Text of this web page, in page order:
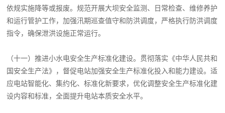
依规实施降等或报废。规范开展大坝安全监测、日常检查、维修养护
和运行管护工作，加强汛期巡查值守和防洪调度，严格执行防洪调度
指令，确保泄洪设施正常运行。
（十一）推进小水电安全生产标准化建设。贯彻落实《中华人民共和
国安全生产法》，督促电站加强安全生产标准化投入和能力建设。适
应电站智能化、集约化、标准化新要求，优化调整安全生产标准化建
设内容和标准，全面提升电站本质安全水平。